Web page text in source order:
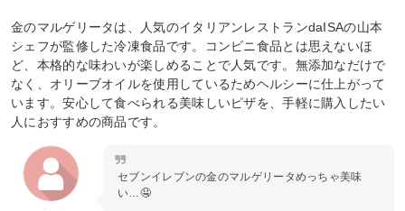
金のマルゲリータは、人気のイタリアンレストランdaISAの山本
シェフが監修した冷凍食品です。コンビニ食品とは思えないほ
ど、本格的な味わいが楽しめることで人気です。無添加なだけで
なく、オリーブオイルを使用しているためヘルシーに仕上がって
います。安心して食べられる美味しいピザを、手軽に購入したい
人におすすめの商品です。
セブンイレブンの金のマルゲリータめっちゃ美味
い…🤤